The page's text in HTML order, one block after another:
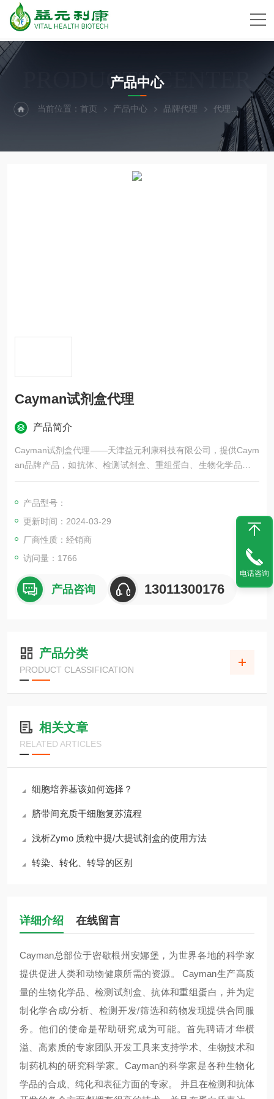
PRODUCTS CENTER
产品中心
当前位置：首页 产品中心 品牌代理 代理
Cayman试剂盒代理
产品简介
Cayman试剂盒代理——天津益元利康科技有限公司，提供Caym
an品牌产品，如抗体、检测试剂盒、重组蛋白、生物化学品，更
多Cayman品牌产品等，欢迎咨询！
产品型号：
更新时间：2024-03-29
厂商性质：经销商
访问量：1766
产品咨询 13011300176
产品分类
PRODUCT CLASSIFICATION
相关文章
RELATED ARTICLES
细胞培养基该如何选择？
脐带间充质干细胞复苏流程
浅析Zymo 质粒中提/大提试剂盒的使用方法
转染、转化、转导的区别
详细介绍 在线留言
Cayman总部位于密歇根州安娜堡，为世界各地的科学家
提供促进人类和动物健康所需的资源。
Cayman生产高质
量的生物化学品、检测试剂盒、抗体和重组蛋白，并为定
制化学合成/分析、检测开发/筛选和药物发现提供合同服
务。他们的使命是帮助研究成为可能。首先聘请才华横
溢、高素质的专家团队开发工具来支持学术、生物技术和
制药机构的研究科学家。 Cayman的科学家是各种生物化
学品的合成、纯化和表征方面的专家。
并且在检测和抗体
电话咨询